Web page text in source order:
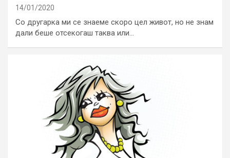
14/01/2020
Со другарка ми се знаеме скоро цел живот, но не знам
дали беше отсекогаш таква или…